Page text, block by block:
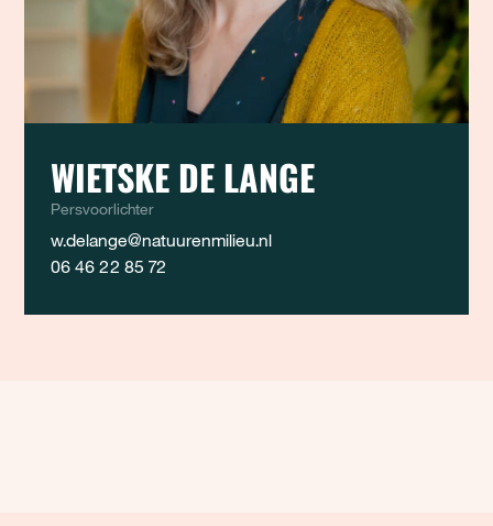
WIETSKE DE LANGE
Persvoorlichter
w.delange@natuurenmilieu.nl
06 46 22 85 72